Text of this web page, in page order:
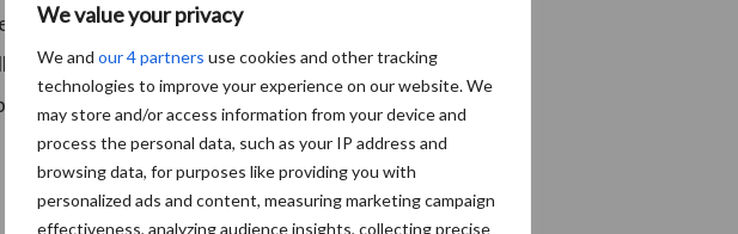
We value your privacy
We and our 4 partners use cookies and other tracking
technologies to improve your experience on our website. We
may store and/or access information from your device and
process the personal data, such as your IP address and
browsing data, for purposes like providing you with
personalized ads and content, measuring marketing campaign
effectiveness, analyzing audience insights, collecting precise
van droogte en de gevolgen ervan via Europese
lidstaten om actuele informatie te ontvangen over
meer lokaal niveau.